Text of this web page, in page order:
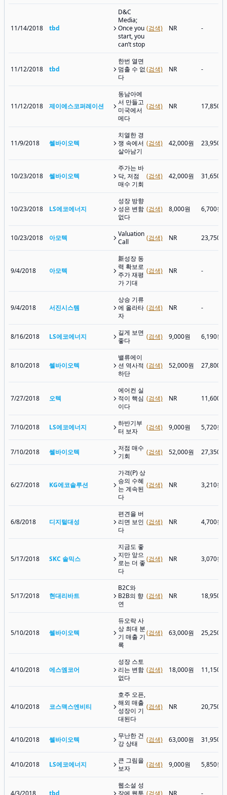
11/14/2018 tbd
D&C
Media;
Once you
start, you
can’t stop
(검색) NR -
11/12/2018 tbd
한번 열면
멈출 수 없
다
(검색) NR -
11/12/2018 제이에스코퍼레이션
동남아에
서 만들고
미국에서
메다
(검색) NR 17,850원
11/9/2018 쎌바이오텍
치열한 경
쟁 속에서
살아남기
(검색) 42,000원 23,950원
10/23/2018 쎌바이오텍
주가는 바
닥, 저점
매수 기회
(검색) 42,000원 31,650원
10/23/2018 LS에코에너지
성장 방향
성은 변함
없다
(검색) 8,000원 6,700원
10/23/2018 아모텍
Valuation
Call
(검색) NR 23,750원
9/4/2018 아모텍
新성장 동
력 확보로
주가 재평
가 기대
(검색) NR -
9/4/2018 서진시스템
상승 기류
에 올라타
자
(검색) NR -
8/16/2018 LS에코에너지
길게 보면
좋다
(검색) 9,000원 6,190원
8/10/2018 쎌바이오텍
밸류에이
션 역사적
하단
(검색) 52,000원 27,800원
7/27/2018 오텍
에어컨 실
적이 핵심
이다
(검색) NR 11,600원
7/10/2018 LS에코에너지
하반기부
터 보자
(검색) 9,000원 5,720원
7/10/2018 쎌바이오텍
저점 매수
기회
(검색) 52,000원 27,350원
6/27/2018 KG에코솔루션
가격(P) 상
승의 수혜
는 계속된
다
(검색) NR 3,210원
6/8/2018 디지털대성
편견을 버
리면 보인
다
(검색) NR 4,700원
5/17/2018 SKC 솔믹스
지금도 좋
지만 앞으
로는 더 좋
다
(검색) NR 3,070원
5/17/2018 현대리바트
B2C와
B2B의 향
연
(검색) NR 18,950원
5/10/2018 쎌바이오텍
듀오락 사
상 최대 분
기 매출 기
록
(검색) 63,000원 25,250원
4/10/2018 에스엠코어
성장 스토
리는 변함
없다
(검색) 18,000원 11,150원
4/10/2018 코스맥스엔비티
호주 오픈,
해외 매출
성장이 기
대된다
(검색) NR 20,750원
4/10/2018 쎌바이오텍
무난한 건
강 상태
(검색) 63,000원 31,950원
4/10/2018 LS에코에너지
큰 그림을
보자
(검색) 9,000원 5,850원
4/3/2018 tbd
웹소설 성
장에 웹툰 (검색) NR -